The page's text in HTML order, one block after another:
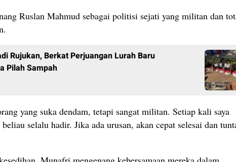
Ruslan Mahmud sebagai politisi sejati yang militan dan
Rujukan, Berkat Perjuangan Lurah Baru
Pilah Sampah
yang suka dendam, tetapi sangat militan. Setiap kali saya
selalu hadir. Jika ada urusan, akan cepat selesai dan